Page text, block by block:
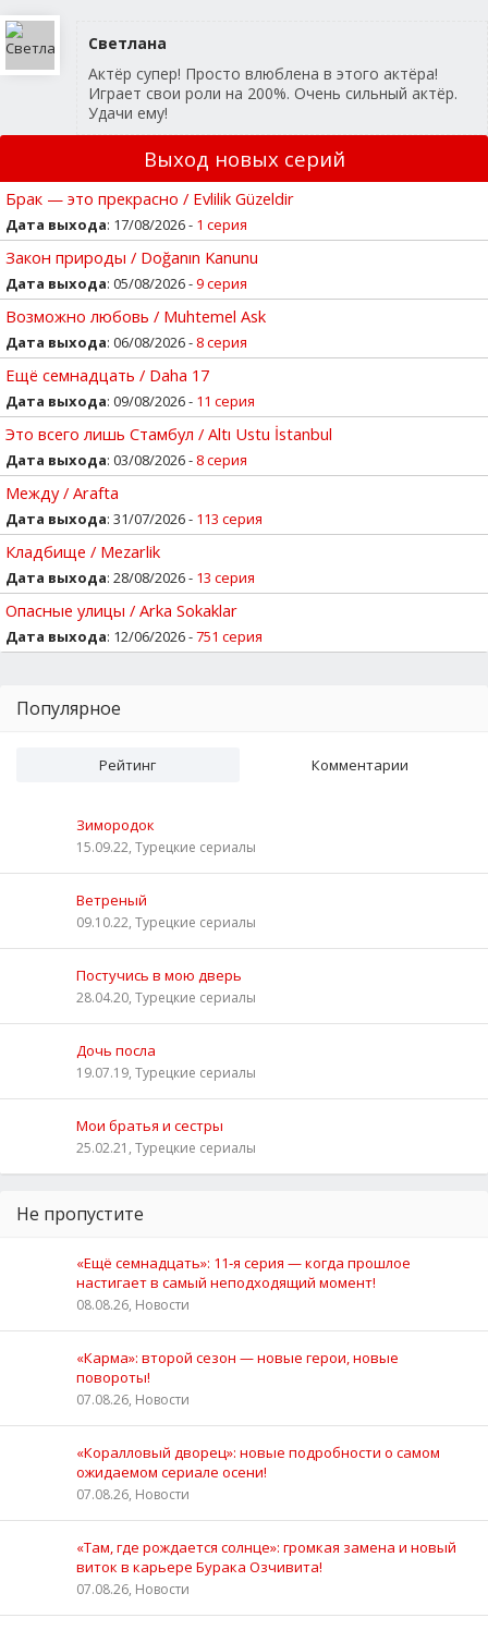
Светлана
Актёр супер! Просто влюблена в этого актёра!
Играет свои роли на 200%. Очень сильный актёр.
Удачи ему!
Выход новых серий
Брак — это прекрасно / Evlilik Güzeldir
Дата выхода: 17/08/2026 - 1 серия
Закон природы / Doğanın Kanunu
Дата выхода: 05/08/2026 -9 серия
Возможно любовь / Muhtemel Ask
Дата выхода: 06/08/2026 - 8 серия
Ещё семнадцать / Daha 17
Дата выхода: 09/08/2026 - 11 серия
Это всего лишь Стамбул / Altı Ustu İstanbul
Дата выхода: 03/08/2026 - 8 серия
Между / Arafta
Дата выхода: 31/07/2026 - 113 серия
Кладбище / Mezarlik
Дата выхода: 28/08/2026 - 13 серия
Опасные улицы / Arka Sokaklar
Дата выхода: 12/06/2026 -751 серия
Популярное
Рейтинг Комментарии
Зимородок
15.09.22, Турецкие сериалы
Ветреный
09.10.22, Турецкие сериалы
Постучись в мою дверь
28.04.20, Турецкие сериалы
Дочь посла
19.07.19, Турецкие сериалы
Мои братья и сестры
25.02.21, Турецкие сериалы
Не пропустите
«Ещё семнадцать»: 11‑я серия — когда прошлое
настигает в самый неподходящий момент!
08.08.26, Новости
«Карма»: второй сезон — новые герои, новые
повороты!
07.08.26, Новости
«Коралловый дворец»: новые подробности о самом
ожидаемом сериале осени!
07.08.26, Новости
«Там, где рождается солнце»: громкая замена и новый
виток в карьере Бурака Озчивита!
07.08.26, Новости